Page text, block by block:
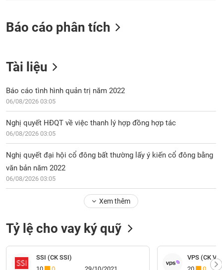
Báo cáo phân tích
Tài liệu
Báo cáo tình hình quản trị năm 2022
06/08/2026 03:05
Nghị quyết HĐQT về việc thanh lý hợp đồng hợp tác
06/08/2026 03:05
Nghị quyết đại hội cổ đông bất thường lấy ý kiến cổ đông bằng
văn bản năm 2022
06/08/2026 03:05
Xem thêm
Tỷ lệ cho vay ký quỹ
SSI (CK SSI)
10
0 29/10/2021
VPS (CK
20
0